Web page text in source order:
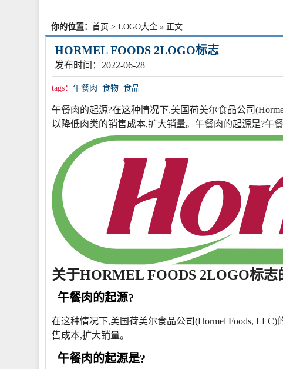
你的位置： 首页 > LOGO大全 » 正文
HORMEL FOODS 2LOGO标志
发布时间：2022-06-28
tags： 午餐肉 食物 食品
午餐肉的起源?在这种情况下,美国荷美尔食品公司
以降低肉类的销售成本,扩大销量。午餐肉的起源是?午餐
关于HORMEL FOODS 2LOGO标志
午餐肉的起源?
在这种情况下,美国荷美尔食品公司(Hormel Foods,
售成本,扩大销量。
午餐肉的起源是?